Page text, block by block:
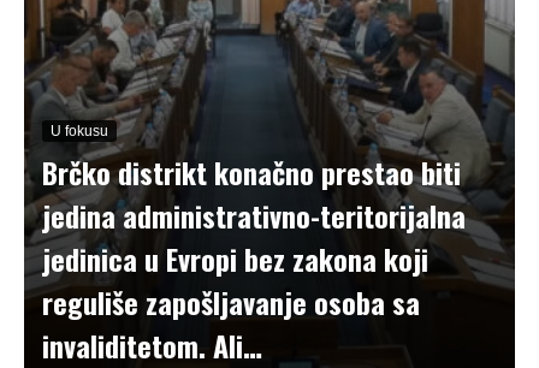
U fokusu
Brčko distrikt konačno prestao biti
jedina administrativno-teritorijalna
jedinica u Evropi bez zakona koji
reguliše zapošljavanje osoba sa
invaliditetom. Ali…